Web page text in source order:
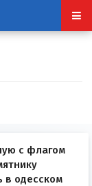
с флагом
в одесском